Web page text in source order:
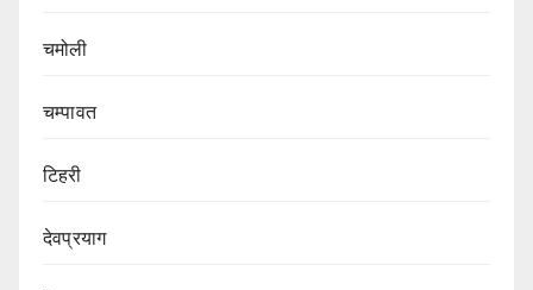
चमोली
चम्पावत
टिहरी
देवप्रयाग